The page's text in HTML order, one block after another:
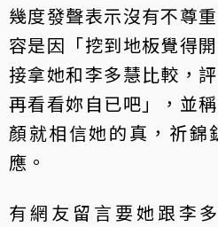
幾度發聲表示沒有不尊
容是因「挖到地板覺得
接拿她和李多慧比較，
再看看妳自已吧」，並
顏就相信她的真，祈錦
應。
有網友留言要她跟李